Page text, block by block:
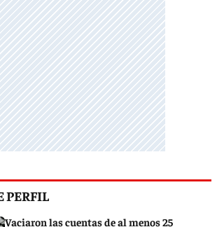
PERFIL
Vaciaron las cuentas de al menos 25